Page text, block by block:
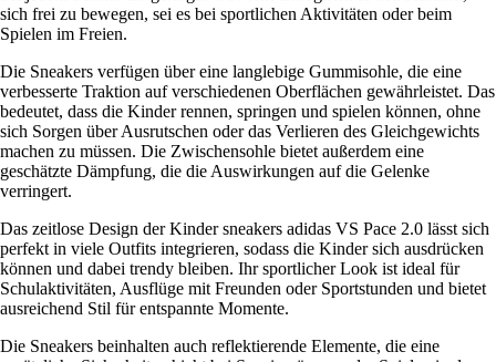
sich frei zu bewegen, sei es bei sportlichen Aktivitäten oder beim
Spielen im Freien.
Die Sneakers verfügen über eine langlebige Gummisohle, die eine
verbesserte Traktion auf verschiedenen Oberflächen gewährleistet. Das
bedeutet, dass die Kinder rennen, springen und spielen können, ohne
sich Sorgen über Ausrutschen oder das Verlieren des Gleichgewichts
machen zu müssen. Die Zwischensohle bietet außerdem eine
geschätzte Dämpfung, die die Auswirkungen auf die Gelenke
verringert.
Das zeitlose Design der Kinder sneakers adidas VS Pace 2.0 lässt sich
perfekt in viele Outfits integrieren, sodass die Kinder sich ausdrücken
können und dabei trendy bleiben. Ihr sportlicher Look ist ideal für
Schulaktivitäten, Ausflüge mit Freunden oder Sportstunden und bietet
ausreichend Stil für entspannte Momente.
Die Sneakers beinhalten auch reflektierende Elemente, die eine